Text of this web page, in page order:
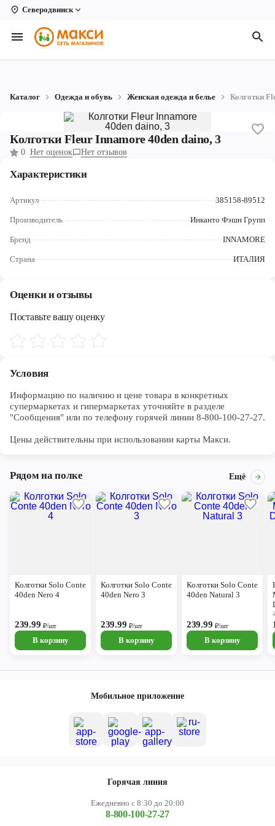
Северодвинск
Вологда
Архангельск
Коряжма
Котлас
Новодвинск
Северодвинск
Каталог Одежда и обувь Женская одежда и белье Колготки
Колготки Fleur Innamore 40den daino, 3
0 Нет оценок Нет отзывов
Характеристики
Артикул 385158-89512
Производитель Инканто Фэшн Групп
Бренд INNAMORE
Страна ИТАЛИЯ
Оценки и отзывы
Поставьте вашу оценку
Условия
Информацию по наличию и цене товара в конкретных
супермаркетах и гипермаркетах уточняйте в разделе
"Сообщения" или по телефону горячей линии 8-800-100-27-27.
Цены действительны при использовании карты Макси.
Рядом на полке Ещё
Колготки Solo Conte
40den Nero 4
239.99 ₽/шт
В корзину
Колготки Solo Conte
40den Nero 3
239.99 ₽/шт
В корзину
Колготки Solo Conte
40den Natural 3
239.99 ₽/шт
В корзину
Мобильное приложение
Горячая линия
Ежедневно с 8:30 до 20:00
8-800-100-27-27